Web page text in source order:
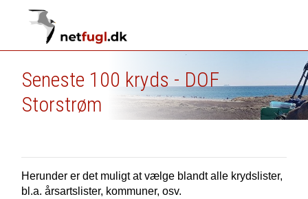
Seneste 100 kryds - DOF
Storstrøm
Herunder er det muligt at vælge blandt alle krydslister,
bl.a. årsartslister, kommuner, osv.